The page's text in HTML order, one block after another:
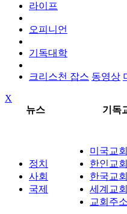
라이프
오피니언
기독대학
크리스천 잡스 동영상
X
뉴스
기독
정치
사회
국제
미국교회
한인교회
한국교회
세계교회
교회주